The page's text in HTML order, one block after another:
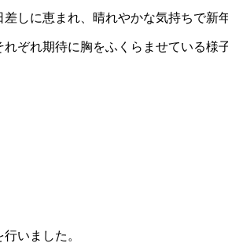
しに恵まれ、晴れやかな気持ちで新
ぞれ期待に胸をふくらませている様
いました。